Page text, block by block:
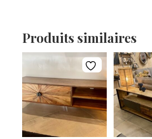
Produits similaires